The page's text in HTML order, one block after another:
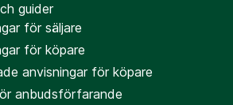
guider
för säljare
för köpare
anvisningar för köpare
anbudsförfarande